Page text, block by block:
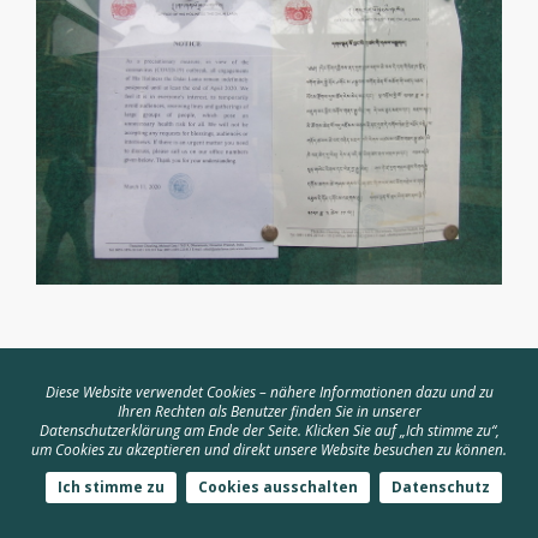
Diese Website verwendet Cookies – nähere Informationen dazu und zu
Ihren Rechten als Benutzer finden Sie in unserer
Datenschutzerklärung am Ende der Seite. Klicken Sie auf „Ich stimme zu“,
um Cookies zu akzeptieren und direkt unsere Website besuchen zu können.
Ich stimme zu
Cookies ausschalten Datenschutz
Das coronarchiv ist ein
Gemeinschaftsprojekt der Universitäten
Hamburg, Bochum und Gießen – Powered
by Omeka S.